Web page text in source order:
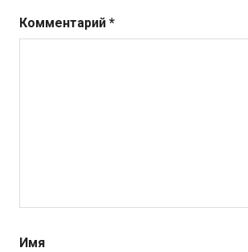
Комментарий *
Имя